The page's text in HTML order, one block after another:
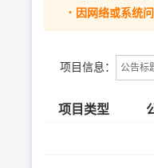
· 因网络或系统
项目信息：
项目类型